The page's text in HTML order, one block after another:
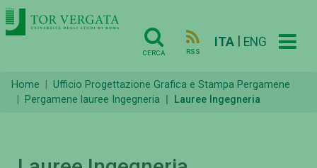
CERCA RSS
ITA ENG
Home
Ufficio Progettazione Grafica e Stampa Pergamene
Pergamene lauree Ingegneria
Lauree Ingegneria